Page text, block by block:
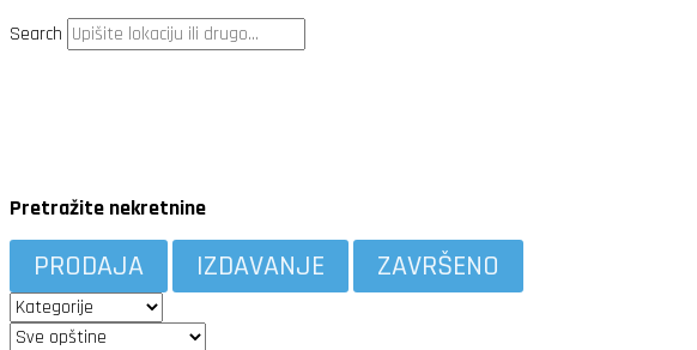
Search
Pretražite nekretnine
PRODAJA IZDAVANJE ZAVRŠENO